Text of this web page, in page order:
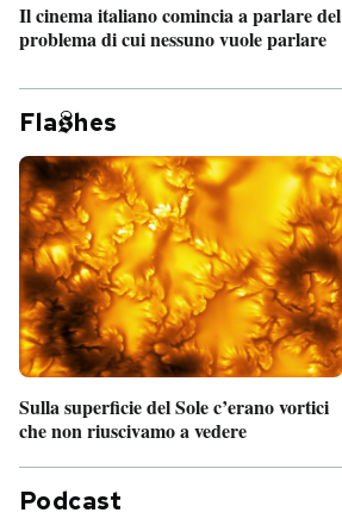
Il cinema italiano comincia a parlare del
problema di cui nessuno vuole parlare
Fla hes
Sulla superficie del Sole c’erano vortici
che non riuscivamo a vedere
Podcast